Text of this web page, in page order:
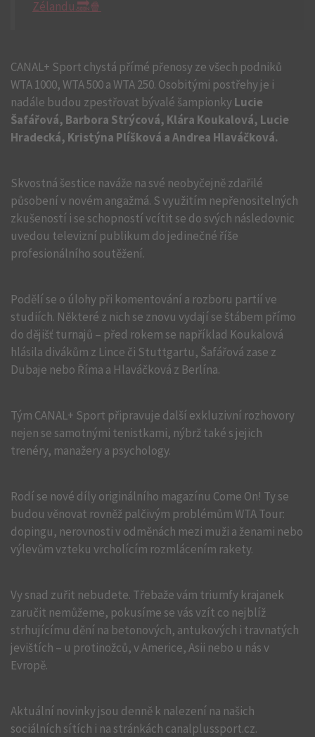
Zélandu.🔜🍿
CANAL+ Sport chystá přímé přenosy ze všech podniků
WTA 1000, WTA 500 a WTA 250. Osobitými postřehy je i
nadále budou zpestřovat bývalé šampionkyLucie
Šafářová, Barbora Strýcová, Klára Koukalová, Lucie
Hradecká, Kristýna Plíšková a Andrea Hlaváčková.
Skvostná šestice naváže na své neobyčejně zdařilé
působení v novém angažmá. S využitím nepřenositelných
zkušeností i se schopností vcítit se do svých následovnic
uvedou televizní publikum do jedinečné říše
profesionálního soutěžení.
Podělí se o úlohy při komentování a rozboru partií ve
studiích. Některé z nich se znovu vydají se štábem přímo
do dějišť turnajů – před rokem se například Koukalová
hlásila divákům z Lince či Stuttgartu, Šafářová zase z
Dubaje nebo Říma a Hlaváčková z Berlína.
Tým CANAL+ Sport připravuje další exkluzivní rozhovory
nejen se samotnými tenistkami, nýbrž také s jejich
trenéry, manažery a psychology.
Rodí se nové díly originálního magazínu Come On! Ty se
budou věnovat rovněž palčivým problémům WTA Tour:
dopingu, nerovnosti v odměnách mezi muži a ženami nebo
výlevům vzteku vrcholícím rozmlácením rakety.
Vy snad zuřit nebudete. Třebaže vám triumfy krajanek
zaručit nemůžeme, pokusíme se vás vzít co nejblíž
strhujícímu dění na betonových, antukových i travnatých
jevištích – u protinožců, v Americe, Asii nebo u nás v
Evropě.
Aktuální novinky jsou denně k nalezení na našich
sociálních sítích i na stránkách canalplussport.cz.